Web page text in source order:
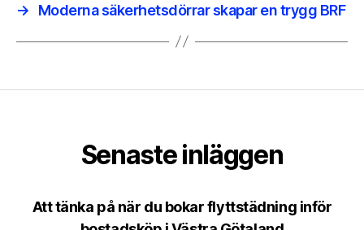
→
Moderna säkerhetsdörrar skapar en trygg BRF
Senaste inläggen
Att tänka på när du bokar flyttstädning inför